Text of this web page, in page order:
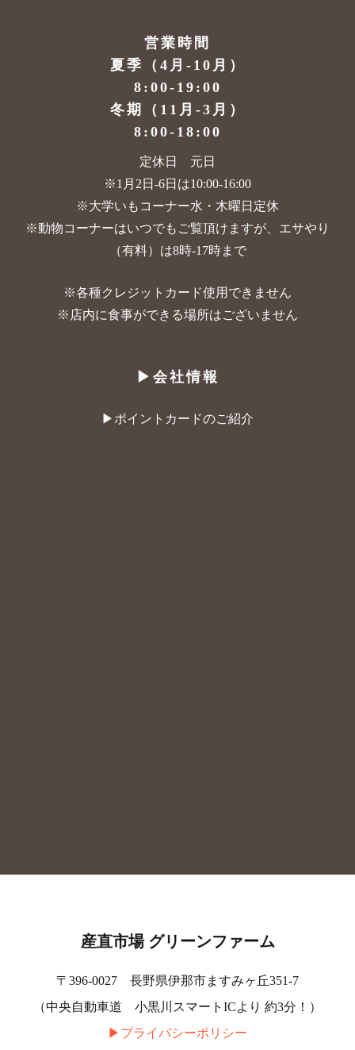
営業時間
夏季（4月-10月）
8:00-19:00
冬期（11月-3月）
8:00-18:00
定休日 元日
※1月2日-6日は10:00-16:00
※大学いもコーナー水・木曜日定休
※動物コーナーはいつでもご覧頂けますが、 エサやり
（有料）は8時-17時まで
※各種クレジットカード使用できません
※店内に食事ができる場所はございません
▶︎会社情報
▶︎ポイントカードのご紹介
産直市場 グリーンファーム
〒396-0027 長野県伊那市ますみヶ丘351-7
（中央自動車道 小黒川スマートICより 約3分！）
▶︎プライバシーポリシー